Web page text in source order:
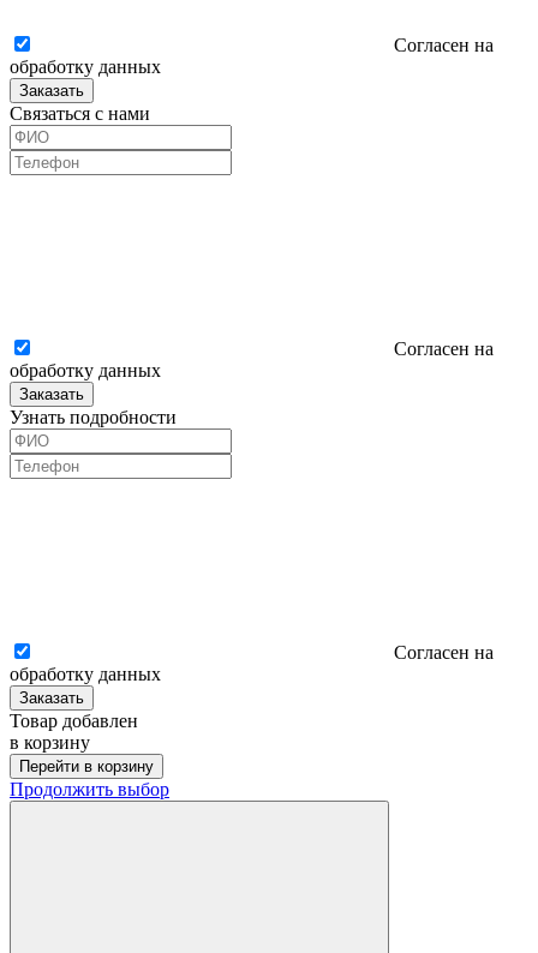
Согласен на
обработку данных
Заказать
Связаться с нами
Согласен на
обработку данных
Заказать
Узнать подробности
Согласен на
обработку данных
Заказать
Товар добавлен
в корзину
Перейти в корзину
Продолжить выбор